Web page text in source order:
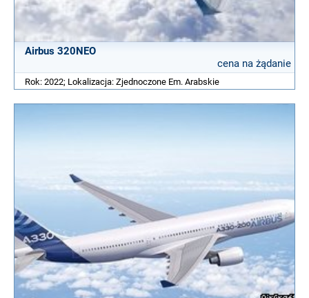
Airbus 320NEO
cena na żądanie
Rok: 2022; Lokalizacja: Zjednoczone Em. Arabskie